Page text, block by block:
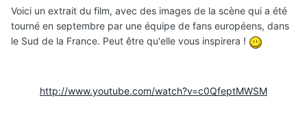
Voici un extrait du film, avec des images de la scène qui a été
tourné en septembre par une équipe de fans européens, dans
le Sud de la France. Peut être qu'elle vous inspirera !
http://www.youtube.com/watch?v=c0QfeptMWSM